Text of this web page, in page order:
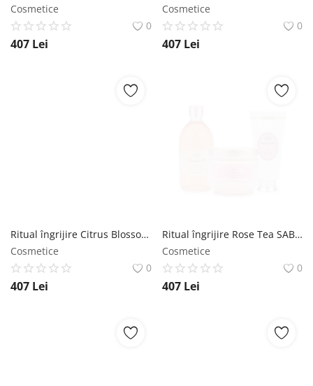
Cosmetice
0
407 Lei
Cosmetice
0
407 Lei
Ritual îngrijire Citrus Blossom SABON
Cosmetice
0
407 Lei
Ritual îngrijire Rose Tea SABON
Cosmetice
0
407 Lei